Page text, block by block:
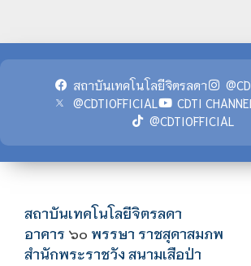
สถาบันเทคโนโลยีจิตรลดา
@CDTIOFFICIAL
CDTI
@CDTIOFFICIAL
สถาบันเทคโนโลยีจิตรลดา
อาคาร ๖๐ พรรษา ราชสุดาสมภพ
สำนักพระราชวัง สนามเสือป่า